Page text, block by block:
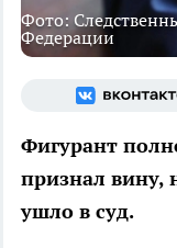
Фото:
Федерации
Фигурант
признал вину,
ушло в суд.